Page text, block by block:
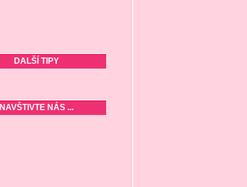
DALŠÍ TIPY
NAVŠTIVTE NÁS ...